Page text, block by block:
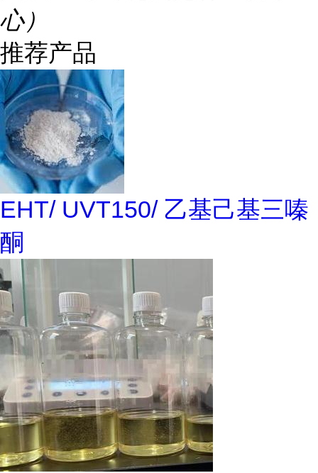
心）
推荐产品
EHT/ UVT150/ 乙基己基三嗪
酮